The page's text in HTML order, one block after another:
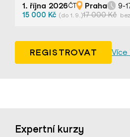
1. října 2026ČT Praha 9-
15 000 Kč (do 1. 9.)17 000 Kč
REGISTROVAT Více
Expertní kurzy